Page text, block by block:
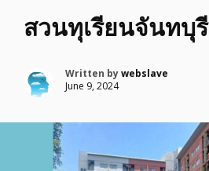
สวนทุเรียนจันทบุรี
Written bywebslave
June 9, 2024